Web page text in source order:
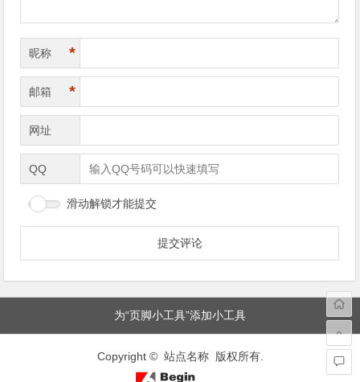
昵称 *
邮箱 *
网址
QQ
滑动解锁才能提交
为“页脚小工具”添加小工具
Copyright © 站点名称 版权所有.